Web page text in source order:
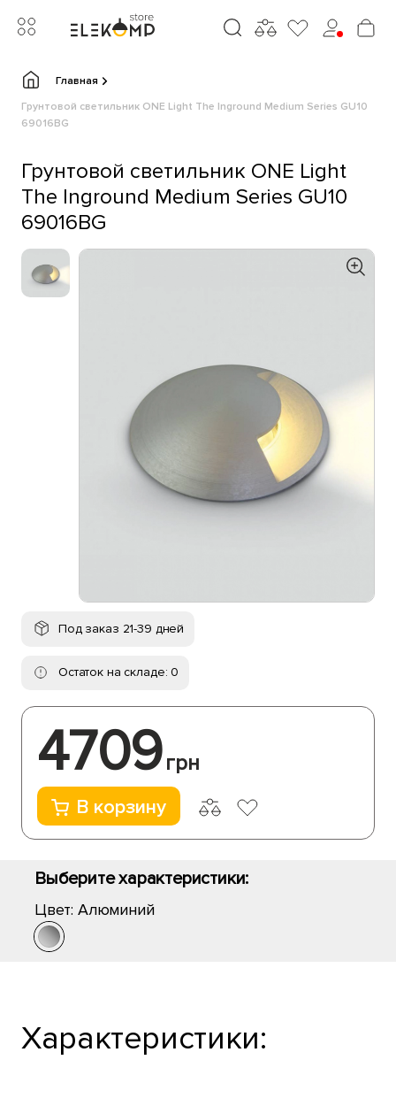
Главная
Грунтовой светильник ONE Light The Inground Medium Series GU10
69016BG
Грунтовой светильник ONE Light
The Inground Medium Series GU10
69016BG
Под заказ 21-39 дней
Остаток на складе: 0
4709грн
В корзину
Выберите характеристики:
Цвет: Алюминий
Характеристики: